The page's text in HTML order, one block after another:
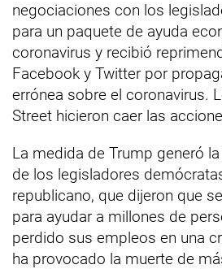
negociaciones con los
para un paquete de ayuda
coronavirus y recibió
Facebook y Twitter por
errónea sobre el coronavirus.
Street hicieron caer las
La medida de Trump generó
de los legisladores
republicano, que dijeron que
para ayudar a millones de
perdido sus empleos en una
ha provocado la muerte de